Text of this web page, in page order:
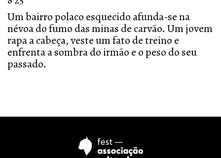
Um bairro polaco esquecido afunda-se na
névoa do fumo das minas de carvão. Um jovem
rapa a cabeça, veste um fato de treino e
enfrenta a sombra do irmão e o peso do seu
passado.